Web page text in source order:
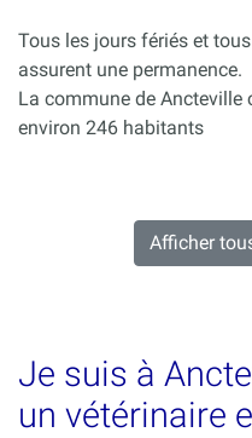
Tous les jours fériés et
assurent une permanence.
La commune de Ancteville
environ 246 habitants
Afficher
Je suis à
un vétérinaire